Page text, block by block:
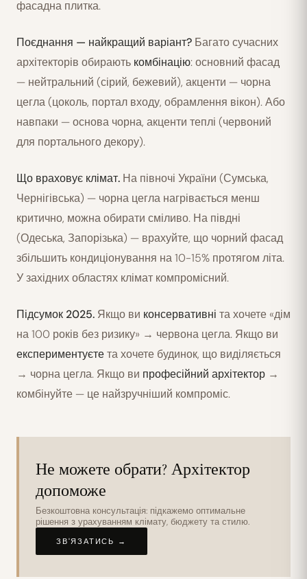
фасадна плитка.
Поєднання — найкращий варіант? Багато сучасних
архітекторів обирають комбінацію: основний фасад
— нейтральний (сірий, бежевий), акценти — чорна
цегла (цоколь, портал входу, обрамлення вікон). Або
навпаки — основа чорна, акценти теплі (червоний
для портального декору).
Що враховує клімат. На півночі України (Сумська,
Чернігівська) — чорна цегла нагрівається менш
критично, можна обирати сміливо. На півдні
(Одеська, Запорізька) — врахуйте, що чорний фасад
збільшить кондиціонування на 10-15% протягом літа.
У західних областях клімат компромісний.
Підсумок 2025. Якщо ви консервативні та хочете «дім
на 100 років без ризику» → червона цегла. Якщо ви
експериментуєтета хочете будинок, що виділяється
→ чорна цегла. Якщо ви професійний архітектор →
комбінуйте — це найзручніший компроміс.
Не можете обрати? Архітектор
допоможе
Безкоштовна консультація: підкажемо оптимальне
рішення з урахуванням клімату, бюджету та стилю.
ЗВ'ЯЗАТИСЬ →